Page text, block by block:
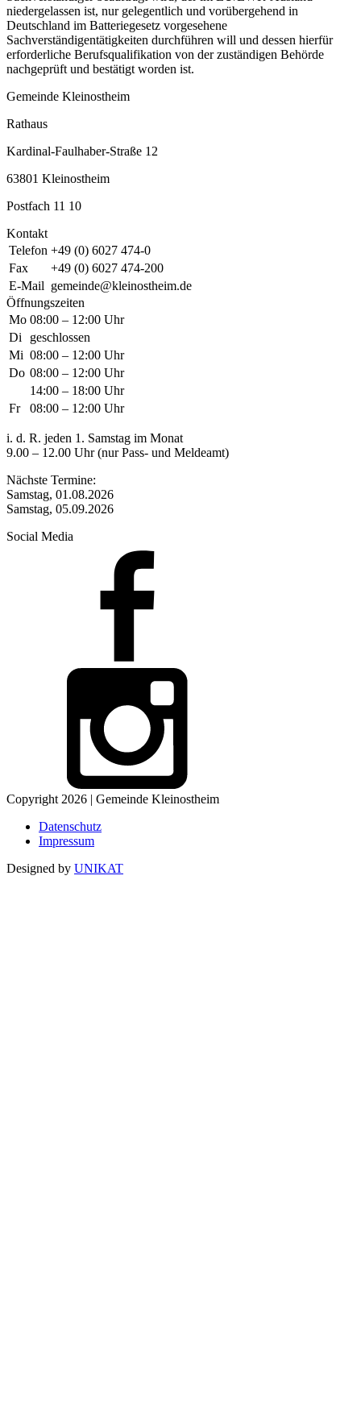
niedergelassen ist, nur gelegentlich und vorübergehend in
Deutschland im Batteriegesetz vorgesehene
Sachverständigentätigkeiten durchführen will und dessen hierfür
erforderliche Berufsqualifikation von der zuständigen Behörde
nachgeprüft und bestätigt worden ist.
Gemeinde Kleinostheim
Rathaus
Kardinal-Faulhaber-Straße 12
63801 Kleinostheim
Postfach 11 10
Kontakt
Telefon +49 (0) 6027 474-0
Fax
+49 (0) 6027 474-200
E-Mail gemeinde@kleinostheim.de
Öffnungszeiten
Mo 08:00 – 12:00 Uhr
Di
geschlossen
Mi 08:00 – 12:00 Uhr
Do 08:00 – 12:00 Uhr
14:00 – 18:00 Uhr
Fr
08:00 – 12:00 Uhr
i. d. R. jeden 1. Samstag im Monat
9.00 – 12.00 Uhr (nur Pass- und Meldeamt)
Nächste Termine:
Samstag, 01.08.2026
Samstag, 05.09.2026
Social Media
Copyright 2026 | Gemeinde Kleinostheim
Datenschutz
Impressum
Designed by UNIKAT